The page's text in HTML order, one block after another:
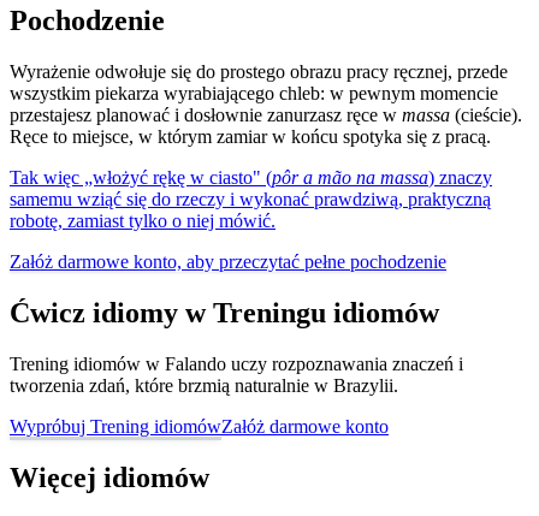
Pochodzenie
Wyrażenie odwołuje się do prostego obrazu pracy ręcznej, przede
wszystkim piekarza wyrabiającego chleb: w pewnym momencie
przestajesz planować i dosłownie zanurzasz ręce w massa (cieście).
Ręce to miejsce, w którym zamiar w końcu spotyka się z pracą.
Tak więc „włożyć rękę w ciasto" (pôr a mão na massa) znaczy
samemu wziąć się do rzeczy i wykonać prawdziwą, praktyczną
robotę, zamiast tylko o niej mówić.
Załóż darmowe konto, aby przeczytać pełne pochodzenie
Ćwicz idiomy w Treningu idiomów
Trening idiomów w Falando uczy rozpoznawania znaczeń i
tworzenia zdań, które brzmią naturalnie w Brazylii.
Wypróbuj Trening idiomówZałóż darmowe konto
Więcej idiomów